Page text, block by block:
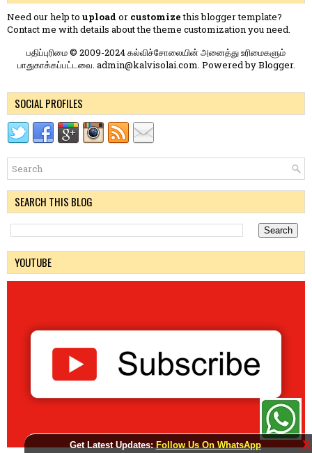
Get Latest Updates:Follow Us On WhatsApp X
Need our help to upload or customizethis blogger template?
Contact me with details about the theme customization you need.
பதிப்புரிமை © 2009-2024 கல்விச்சோலையின் அனைத்து உரிமைகளும்
பாதுகாக்கப்பட்டவை. admin@kalvisolai.com. Powered byBlogger.
SOCIAL PROFILES
SEARCH THIS BLOG
YOUTUBE